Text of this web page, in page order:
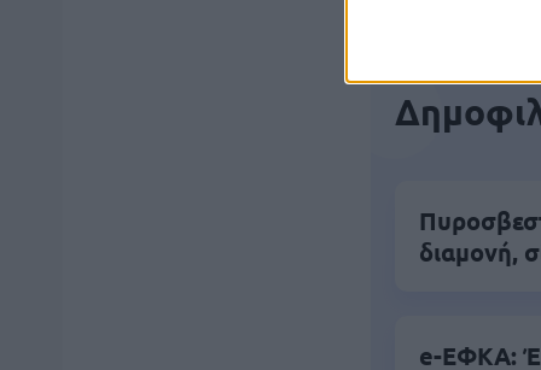
διαμονή,
e-ΕΦΚΑ: